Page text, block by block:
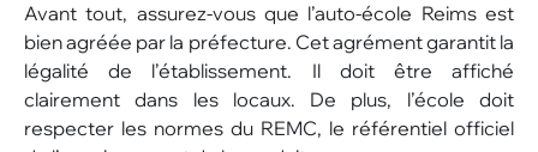
Avant tout, assurez-vous que l’auto-école Reims est
bien agréée par la préfecture. Cet agrément garantit la
légalité de l’établissement. Il doit être affiché
clairement dans les locaux. De plus, l’école doit
respecter les normes du REMC, le référentiel officiel